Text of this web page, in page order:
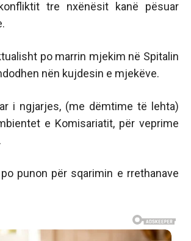
tre nxënësit kanë pësuar
po marrin mjekim në Spitalin
nën kujdesin e mjekëve.
i ngjarjes, (me dëmtime të lehta)
e Komisariatit, për veprime
punon për sqarimin e rrethanave